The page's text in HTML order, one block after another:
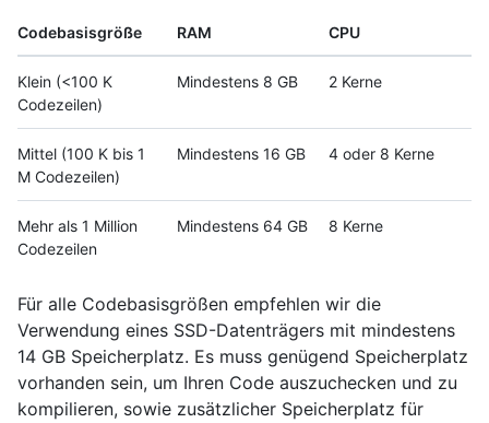
Codebasisgröße RAM CPU
Klein (<100 K
Codezeilen)
Mindestens 8 GB 2 Kerne
Mittel (100 K bis 1
M Codezeilen)
Mindestens 16 GB 4 oder 8 Kerne
Mehr als 1 Million
Codezeilen
Mindestens 64 GB 8 Kerne
Für alle Codebasisgrößen empfehlen wir die
Verwendung eines SSD-Datenträgers mit mindestens
14 GB Speicherplatz. Es muss genügend Speicherplatz
vorhanden sein, um Ihren Code auszuchecken und zu
kompilieren, sowie zusätzlicher Speicherplatz für